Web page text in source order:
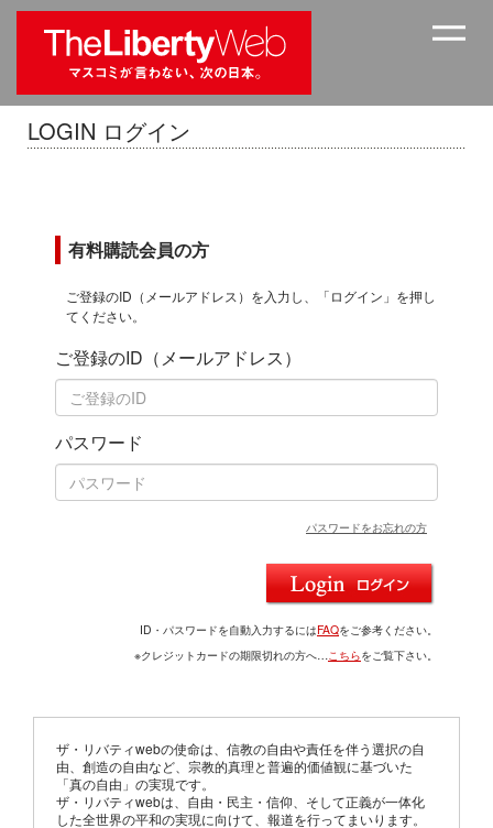
LOGIN ログイン
有料購読会員の方
ご登録のID（メールアドレス）を入力し、「ログイン」を押し
てください。
ご登録のID（メールアドレス）
パスワード
パスワードをお忘れの方
ID・パスワードを自動入力するにはFAQをご参考ください。
※クレジットカードの期限切れの方へ…こちらをご覧下さい。
ザ・リバティwebの使命は、信教の自由や責任を伴う選択の自
由、創造の自由など、宗教的真理と普遍的価値観に基づいた
「真の自由」の実現です。
ザ・リバティwebは、自由・民主・信仰、そして正義が一体化
した全世界の平和の実現に向けて、報道を行ってまいります。